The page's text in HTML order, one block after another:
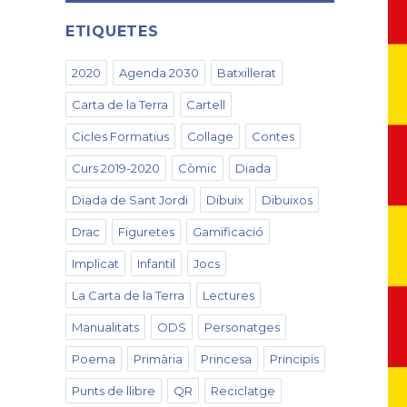
ETIQUETES
2020 Agenda 2030 Batxillerat
Carta de la Terra Cartell
Cicles Formatius Collage Contes
Curs 2019-2020 Còmic Diada
Diada de Sant Jordi Dibuix Dibuixos
Drac Figuretes Gamificació
Implicat Infantil Jocs
La Carta de la Terra Lectures
Manualitats ODS Personatges
Poema Primària Princesa Principis
Punts de llibre QR Reciclatge